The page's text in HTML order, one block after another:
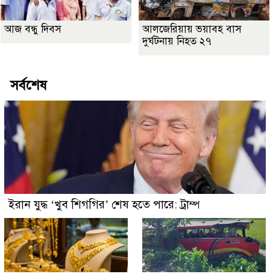
আজ বন্ধু দিবস
আলজেরিয়ায় ভয়াবহ বাস
দুর্ঘটনায় নিহত ২৭
সর্বশেষ
ইরান যুদ্ধ ‘খুব শিগগির’ শেষ হতে পারে: ট্রাম্প